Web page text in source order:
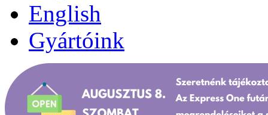
English
Gyártóink